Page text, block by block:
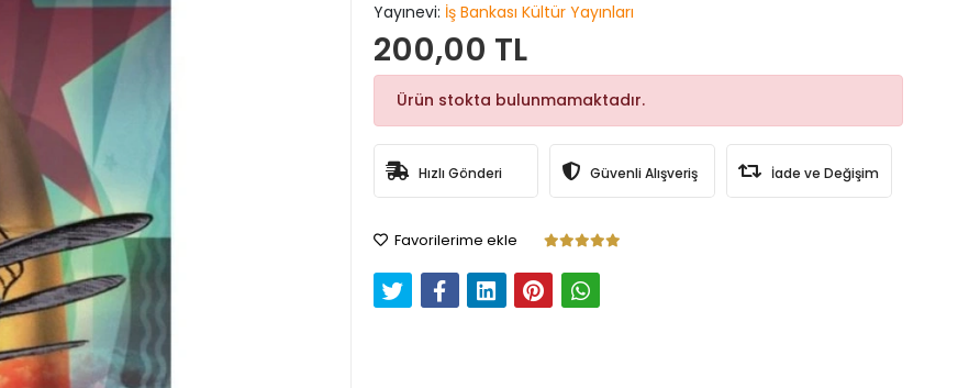
Yayınevi: İş Bankası Kültür Yayınları
200,00 TL
Ürün stokta bulunmamaktadır.
Hızlı Gönderi Güvenli Alışveriş İade ve Değişim
Favorilerime ekle